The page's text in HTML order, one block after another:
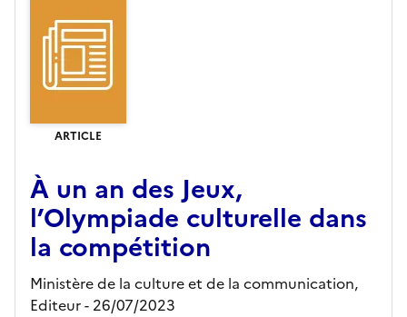
ARTICLE
À un an des Jeux,
l’Olympiade culturelle dans
la compétition
Ministère de la culture et de la communication,
Editeur- 26/07/2023